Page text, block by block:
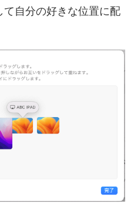
自分の好きな位置に配